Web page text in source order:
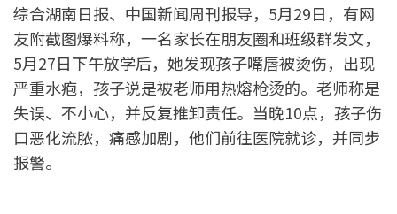
综合湖南日报、中国新闻周刊报导，5月29日，有网
友附截图爆料称，一名家长在朋友圈和班级群发文，
5月27日下午放学后，她发现孩子嘴唇被烫伤，出现
严重水疱，孩子说是被老师用热熔枪烫的。老师称是
失误、不小心，并反复推卸责任。当晚10点，孩子伤
口恶化流脓，痛感加剧，他们前往医院就诊，并同步
报警。